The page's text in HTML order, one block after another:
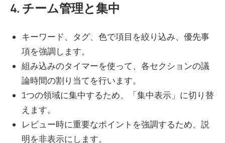
4. チーム管理と集中
キーワード、タグ、色で項目を絞り込み、優先事
項を強調します。
組み込みのタイマーを使って、各セクションの議
論時間の割り当てを行います。
1つの領域に集中するため、「集中表示」に切り替
えます。
レビュー時に重要なポイントを強調するため、説
明を非表示にします。